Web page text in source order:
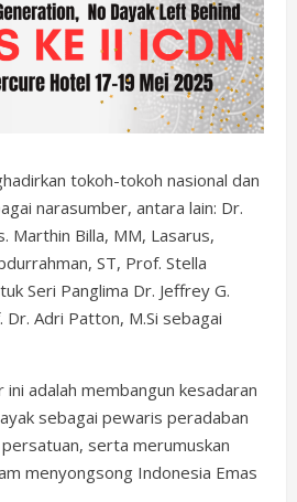
tokoh-tokoh nasional dan
narasumber, antara lain: Dr.
Marthin Billa, MM, Lasarus,
ST, Prof. Stella
Seri Panglima Dr. Jeffrey G.
Adri Patton, M.Si sebagai
adalah membangun kesadaran
sebagai pewaris peradaban
serta merumuskan
menyongsong Indonesia Emas